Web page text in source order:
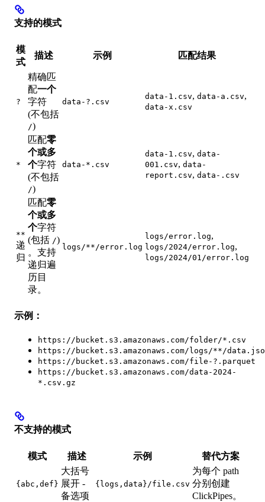
支持的模式
模
式
描述 示例 匹配结果
?
精确匹
配一个
字符
(不包括
/)
data-?.csv
data-1.csv, data-a.csv,
data-x.csv
*
匹配零
个或多
个字符
(不包括
/)
data-*.csv
data-1.csv, data-
001.csv, data-
report.csv, data-.csv
**
递
归
匹配零
个或多
个字符
(包括 /)
。支持
递归遍
历目
录。
logs/**/error.log
logs/error.log,
logs/2024/error.log,
logs/2024/01/error.log
示例：
https://bucket.s3.amazonaws.com/folder/*.csv
https://bucket.s3.amazonaws.com/logs/**/
https://bucket.s3.amazonaws.com/file-?.parquet
https://bucket.s3.amazonaws.com/data-2024-
*.csv.gz
不支持的模式
模式 描述 示例 替代方案
{abc,def}
大括号
展开 -
备选项
{logs,data}/file.csv
为每个 path
分别创建
ClickPipes。